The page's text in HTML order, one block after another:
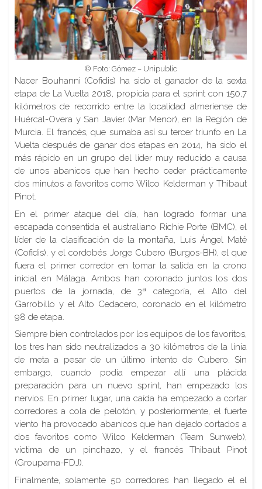
© Foto: Gómez – Unipublic
Nacer Bouhanni (Cofidis) ha sido el ganador de la sexta
etapa de La Vuelta 2018, propicia para el sprint con 150,7
kilómetros de recorrido entre la localidad almeriense de
Huércal-Overa y San Javier (Mar Menor), en la Región de
Murcia. El francés, que sumaba así su tercer triunfo en La
Vuelta después de ganar dos etapas en 2014, ha sido el
más rápido en un grupo del líder muy reducido a causa
de unos abanicos que han hecho ceder prácticamente
dos minutos a favoritos como Wilco Kelderman y Thibaut
Pinot.
En el primer ataque del día, han logrado formar una
escapada consentida el australiano Richie Porte (BMC), el
líder de la clasificación de la montaña, Luis Ángel Maté
(Cofidis), y el cordobés Jorge Cubero (Burgos-BH), el que
fuera el primer corredor en tomar la salida en la crono
inicial en Málaga. Ambos han coronado juntos los dos
puertos de la jornada, de 3ª categoría, el Alto del
Garrobillo y el Alto Cedacero, coronado en el kilómetro
98 de etapa.
Siempre bien controlados por los equipos de los favoritos,
los tres han sido neutralizados a 30 kilómetros de la línia
de meta a pesar de un último intento de Cubero. Sin
embargo, cuando podía empezar allí una plácida
preparación para un nuevo sprint, han empezado los
nervios. En primer lugar, una caída ha empezado a cortar
corredores a cola de pelotón, y posteriormente, el fuerte
viento ha provocado abanicos que han dejado cortados a
dos favoritos como Wilco Kelderman (Team Sunweb),
víctima de un pinchazo, y el francés Thibaut Pinot
(Groupama-FDJ).
Finalmente, solamente 50 corredores han llegado el el